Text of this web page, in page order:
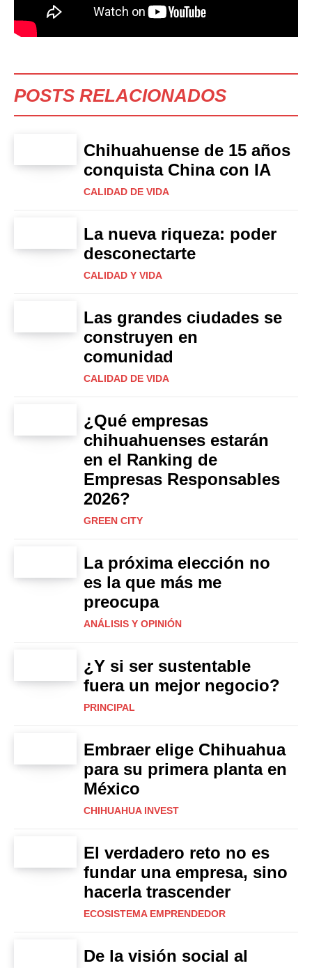
POSTS RELACIONADOS
Chihuahuense de 15 años
conquista China con IA
CALIDAD DE VIDA
La nueva riqueza: poder
desconectarte
CALIDAD Y VIDA
Las grandes ciudades se
construyen en
comunidad
CALIDAD DE VIDA
¿Qué empresas
chihuahuenses estarán
en el Ranking de
Empresas Responsables
2026?
GREEN CITY
La próxima elección no
es la que más me
preocupa
ANÁLISIS Y OPINIÓN
¿Y si ser sustentable
fuera un mejor negocio?
PRINCIPAL
Embraer elige Chihuahua
para su primera planta en
México
CHIHUAHUA INVEST
El verdadero reto no es
fundar una empresa, sino
hacerla trascender
ECOSISTEMA EMPRENDEDOR
De la visión social al